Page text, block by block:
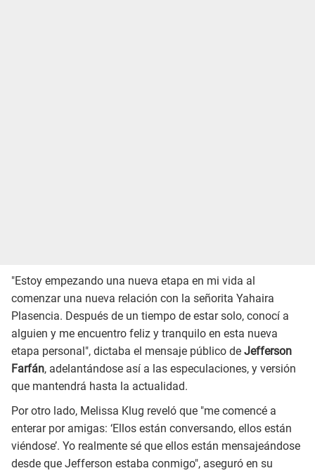
"Estoy empezando una nueva etapa en mi vida al
comenzar una nueva relación con la señorita Yahaira
Plasencia. Después de un tiempo de estar solo, conocí a
alguien y me encuentro feliz y tranquilo en esta nueva
etapa personal", dictaba el mensaje público de Jefferson
Farfán, adelantándose así a las especulaciones, y versión
que mantendrá hasta la actualidad.
Por otro lado, Melissa Klug reveló que "me comencé a
enterar por amigas: ‘Ellos están conversando, ellos están
viéndose’. Yo realmente sé que ellos están mensajeándose
desde que Jefferson estaba conmigo", aseguró en su